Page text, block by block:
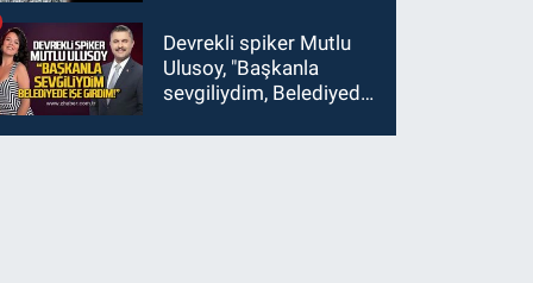
Devrekli spiker Mutlu
Ulusoy, "Başkanla
sevgiliydim, Belediyede